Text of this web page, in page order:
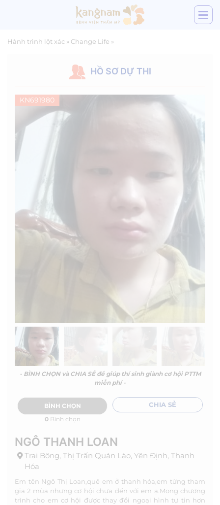
Hành trình lột xác » Change Life »
HỒ SƠ DỰ THI
KN691980
- BÌNH CHỌN và CHIA SẺ để giúp thí sinh giành cơ hội PTTM
miễn phí -
BÌNH CHỌN
0Bình chọn
CHIA SẺ
NGÔ THANH LOAN
Trai Bông, Thị Trấn Quán Lào, Yên Định, Thanh
Hóa
Em tên Ngô Thị Loan,quê em ở thanh hóa,em từng tham
gia 2 mùa nhưng cơ hội chưa đến với em ạ.Mong chương
trình cho em cơ hội được thay đổi ngoại hình tự tin hơn